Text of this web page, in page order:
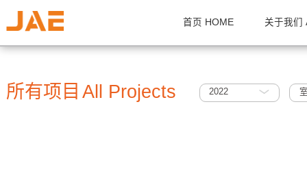
首页 HOME 关
所有项目 All Projects 2022